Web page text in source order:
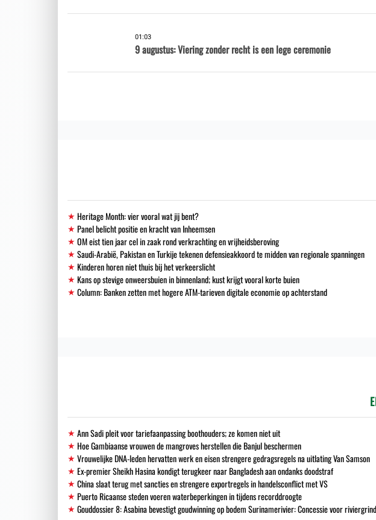
01:03
9 augustus: Viering zonder recht is een lege ceremonie
Heritage Month: vier vooral wat jij bent?
Panel belicht positie en kracht van Inheemsen
OM eist tien jaar cel in zaak rond verkrachting en vrijheidsberoving
Saudi-Arabië, Pakistan en Turkije tekenen defensieakkoord te midden van regionale spanningen
Kinderen horen niet thuis bij het verkeerslicht
Kans op stevige onweersbuien in binnenland; kust krijgt vooral korte buien
Column: Banken zetten met hogere ATM-tarieven digitale economie op achterstand
Ann Sadi pleit voor tariefaanpassing boothouders; ze komen niet uit
Hoe Gambiaanse vrouwen de mangroves herstellen die Banjul beschermen
Vrouwelijke DNA-leden hervatten werk en eisen strengere gedragsregels na uitlating Van Samson
Ex-premier Sheikh Hasina kondigt terugkeer naar Bangladesh aan ondanks doodstraf
China slaat terug met sancties en strengere exportregels in handelsconflict met VS
Puerto Ricaanse steden voeren waterbeperkingen in tijdens recorddroogte
Gouddossier 8: Asabina bevestigt goudwinning op bodem Surinamerivier: Concessie voor riviergrind